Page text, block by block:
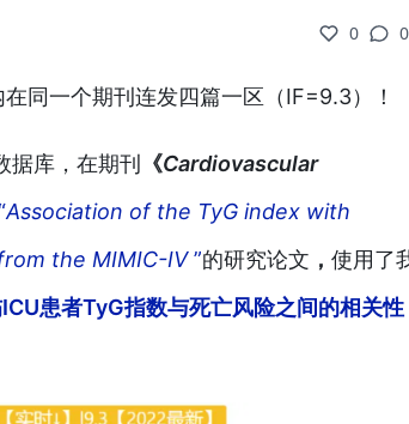
0 0
同一个期刊连发四篇一区（IF=9.3）！
据库，在期刊 《Cardiovascular
Association of the TyG index with
the MIMIC-IV”的研究论文 ， 使用了
患者TyG指数与死亡风险之间的相关性